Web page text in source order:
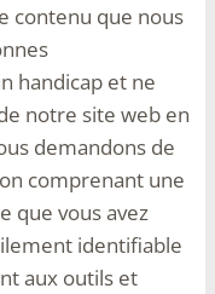
contenu que nous
handicap et ne
notre site web en
demandons de
comprenant une
que vous avez
identifiable
aux outils et